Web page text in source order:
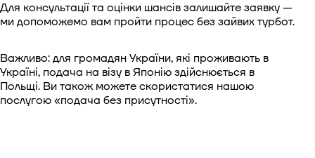
Для консультації та оцінки шансів залишайте заявку —
ми допоможемо вам пройти процес без зайвих турбот.
Важливо: для громадян України, які проживають в
Україні, подача на візу в Японію здійснюється в
Польщі. Ви також можете скористатися нашою
послугою «подача без присутності».